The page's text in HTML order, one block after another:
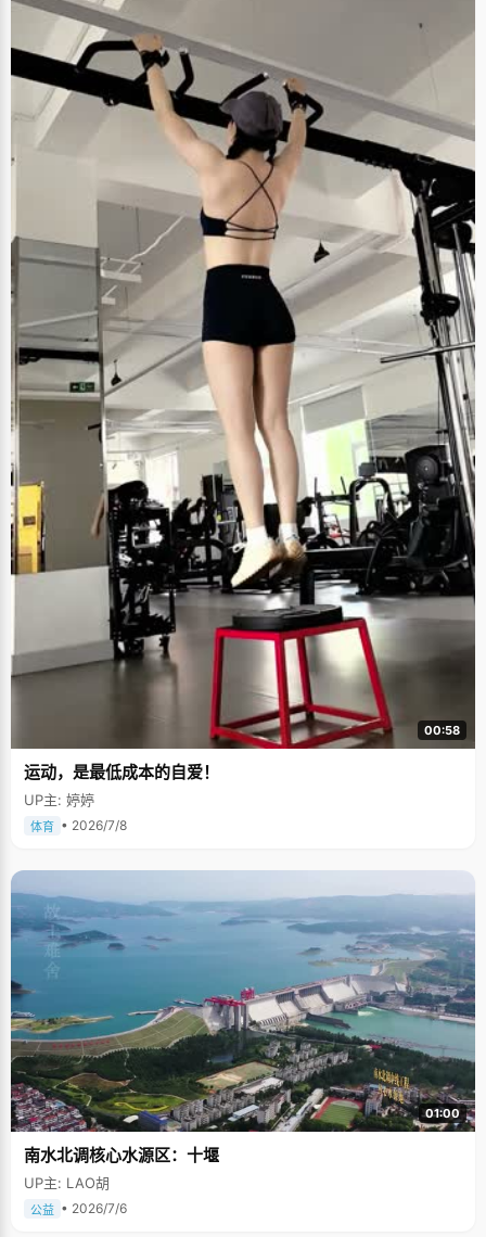
00:58
运动，是最低成本的自爱！
UP主: 婷婷
体育 • 2026/7/8
01:00
南水北调核心水源区：十堰
UP主: LAO胡
公益 • 2026/7/6